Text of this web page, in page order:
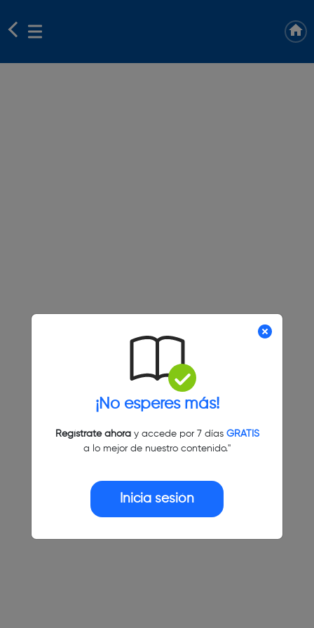
¡No esperes más!
Regístrate ahoray accede por 7 días GRATIS
a lo mejor de nuestro contenido."
Inicia sesión